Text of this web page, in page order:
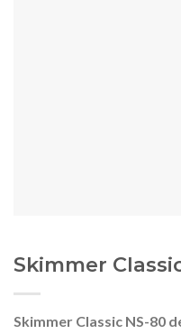
Skimmer
Skimmer Classic NS-80